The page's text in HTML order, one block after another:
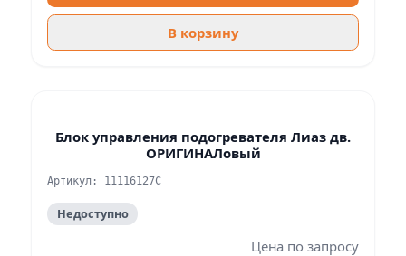
В корзину
Блок управления подогревателя Лиаз дв.
ОРИГИНАЛовый
Артикул: 11116127C
Недоступно
Цена по запросу